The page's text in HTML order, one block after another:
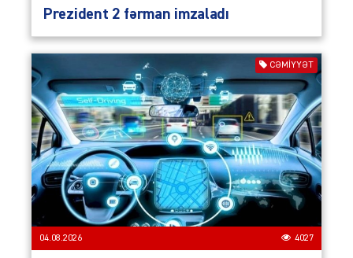
Prezident 2 fərman imzaladı
CƏMIYYƏT
04.08.2026 4027